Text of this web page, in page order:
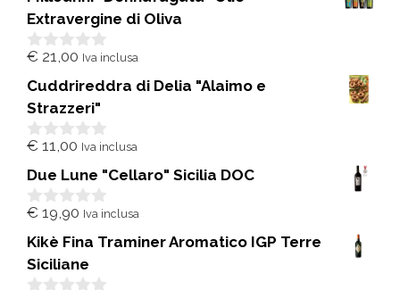
Extravergine di Oliva
0
u
5
€ 21,00 Iva inclusa
Cuddrireddra di Delia "Alaimo e
Strazzeri"
0
u
5
€ 11,00 Iva inclusa
Due Lune "Cellaro" Sicilia DOC
0
u
5
€ 19,90 Iva inclusa
Kikè Fina Traminer Aromatico IGP Terre
Siciliane